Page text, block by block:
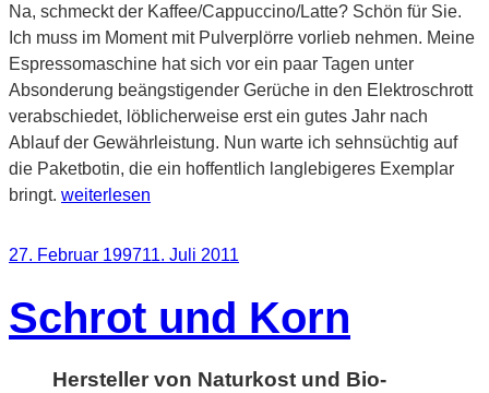
Na, schmeckt der Kaffee/Cappuccino/Latte? Schön für Sie.
Ich muss im Moment mit Pulverplörre vorlieb nehmen. Meine
Espressomaschine hat sich vor ein paar Tagen unter
Absonderung beängstigender Gerüche in den Elektroschrott
verabschiedet, löblicherweise erst ein gutes Jahr nach
Ablauf der Gewährleistung. Nun warte ich sehnsüchtig auf
die Paketbotin, die ein hoffentlich langlebigeres Exemplar
bringt. „Ein
für
weiterlesen
Veröffentlicht
27. Februar 199711. Juli 2011
Schrot und Korn
Hersteller von Naturkost und Bio-